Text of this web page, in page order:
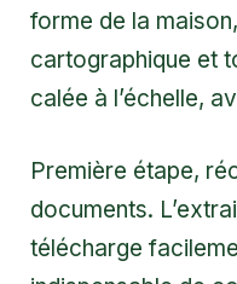
forme de la
cartographique et
calée à l’échelle,
Première étape,
documents.
télécharge